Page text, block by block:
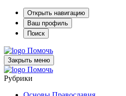
Открыть навигацию
Ваш профиль
Поиск
Помочь
Закрыть меню
Помочь
Рубрики